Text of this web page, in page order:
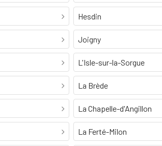
Hesdin
Joigny
L'Isle-sur-la-Sorgue
La Brède
La Chapelle-d'Angillon
La Ferté-Milon